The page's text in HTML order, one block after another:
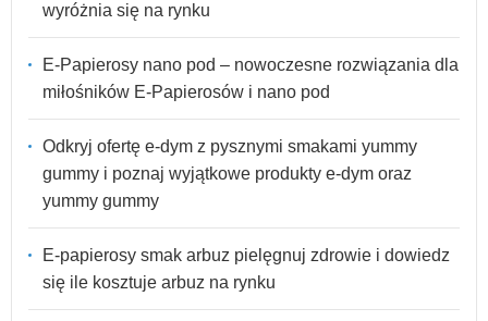
wyróżnia się na rynku
E-Papierosy nano pod – nowoczesne rozwiązania dla
miłośników E-Papierosów i nano pod
Odkryj ofertę e-dym z pysznymi smakami yummy
gummy i poznaj wyjątkowe produkty e-dym oraz
yummy gummy
E-papierosy smak arbuz pielęgnuj zdrowie i dowiedz
się ile kosztuje arbuz na rynku